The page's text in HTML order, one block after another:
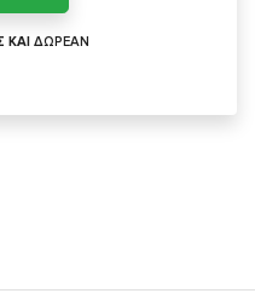
ΚΑΙ ΔΩΡΕΑΝ